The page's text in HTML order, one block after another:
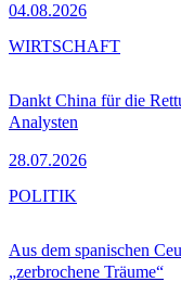
04.08.2026
Dankt China für die
Analysten
28.07.2026
WIRTSCHAFT
Aus dem spanischen
„zerbrochene Träume“
POLITIK